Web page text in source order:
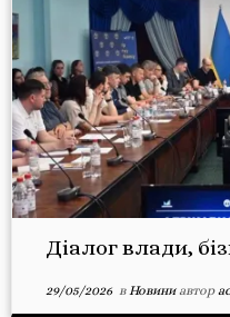
Діалог влади,
29/05/2026в Новиниавтор